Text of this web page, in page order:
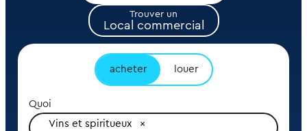
Trouver un
Local commercial
acheter louer
Quoi
Vins et spiritueux